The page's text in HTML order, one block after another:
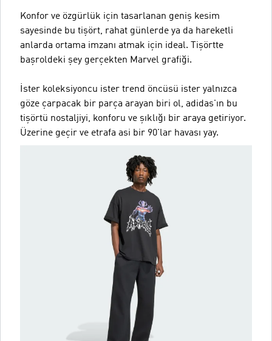
Konfor ve özgürlük için tasarlanan geniş kesim
sayesinde bu tişört, rahat günlerde ya da hareketli
anlarda ortama imzanı atmak için ideal. Tişörtte
başroldeki şey gerçekten Marvel grafiği.
İster koleksiyoncu ister trend öncüsü ister yalnızca
göze çarpacak bir parça arayan biri ol, adidas'ın bu
tişörtü nostaljiyi, konforu ve şıklığı bir araya getiriyor.
Üzerine geçir ve etrafa asi bir 90'lar havası yay.